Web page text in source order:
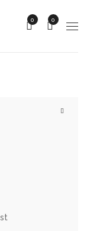
0
0